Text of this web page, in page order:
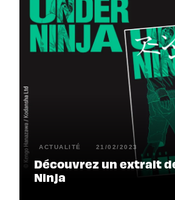
ACTUALITÉ 21/02/2023
Découvrez un extrait
Ninja